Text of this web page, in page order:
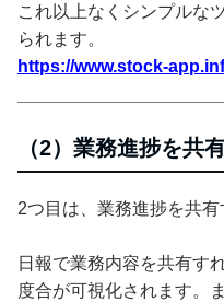
これ以上なくシンプルな
られます。
https://www.stock-
（2）業務進捗を共
2つ目は、業務進捗を共有
日報で業務内容を共有す
度合が可視化されます。